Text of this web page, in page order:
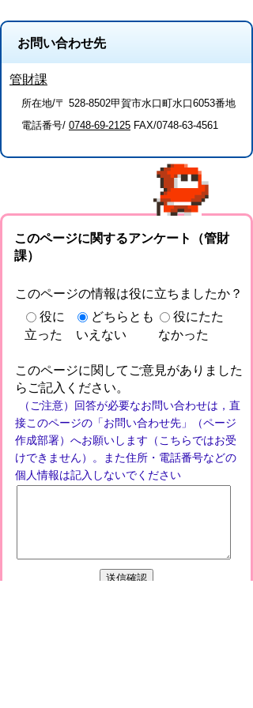
お問い合わせ先
管財課
所在地/〒 528-8502甲賀市水口町水口6053番地
電話番号/ 0748-69-2125 FAX/0748-63-4561
このページに関するアンケート（管財
課）
このページの情報は役に立ちましたか？
役に
立った
どちらとも
いえない
役にたた
なかった
このページに関してご意見がありました
らご記入ください。
（ご注意）回答が必要なお問い合わせは，直
接このページの「お問い合わせ先」（ページ
作成部署）へお願いします（こちらではお受
けできません）。また住所・電話番号などの
個人情報は記入しないでください